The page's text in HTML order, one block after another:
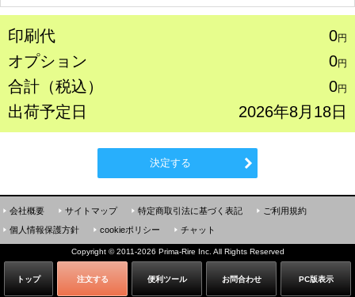
印刷代 0円
オプション 0円
合計（税込） 0円
出荷予定日 2026年8月18日
決定する
トップ 注文する 便利ツール お問合わせ PC版表示
会社概要 サイトマップ 特定商取引法に基づく表記
ご利用規約
個人情報保護方針
cookieポリシー チャット
Copyright ©2011-2026 Prima-Rire Inc. All Rights Reserved